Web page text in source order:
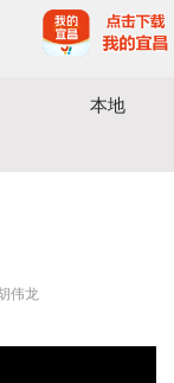
本地
伟龙